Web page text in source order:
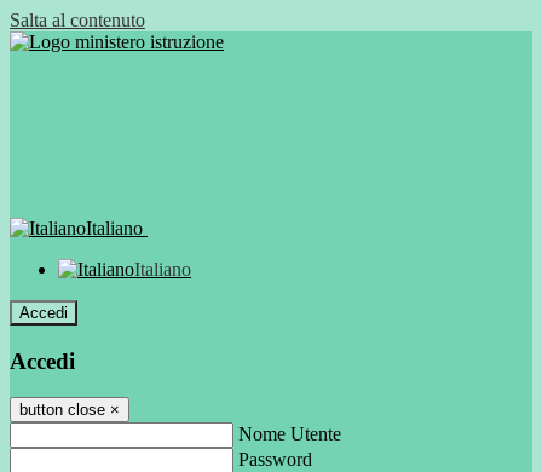
Salta al contenuto
Italiano
Italiano
Accedi
Accedi
button close ×
Nome Utente
Password